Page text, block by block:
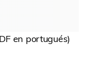
en portugués)